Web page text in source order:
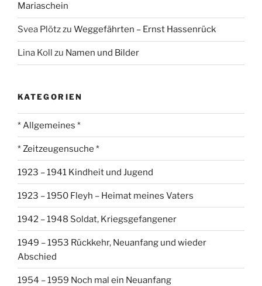
Mariaschein
Svea Plötzzu Weggefährten – Ernst Hassenrück
Lina Koll zu Namen und Bilder
KATEGORIEN
* Allgemeines *
* Zeitzeugensuche *
1923 – 1941 Kindheit und Jugend
1923 – 1950 Fleyh – Heimat meines Vaters
1942 – 1948 Soldat, Kriegsgefangener
1949 – 1953 Rückkehr, Neuanfang und wieder
Abschied
1954 – 1959 Noch mal ein Neuanfang